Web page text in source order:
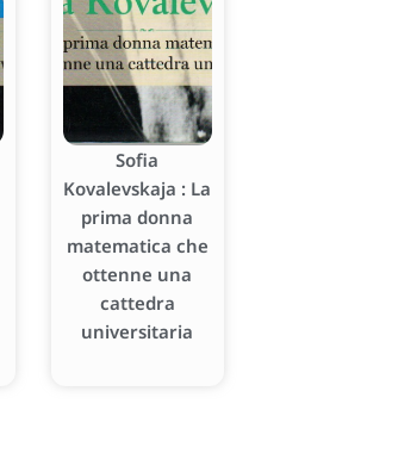
Sofia
Kovalevskaja : La
prima donna
matematica che
ottenne una
cattedra
universitaria